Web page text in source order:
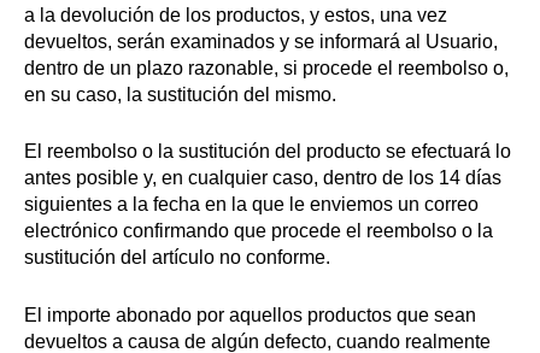
a la devolución de los productos, y estos, una vez
devueltos, serán examinados y se informará al Usuario,
dentro de un plazo razonable, si procede el reembolso o,
en su caso, la sustitución del mismo.
El reembolso o la sustitución del producto se efectuará lo
antes posible y, en cualquier caso, dentro de los 14 días
siguientes a la fecha en la que le enviemos un correo
electrónico confirmando que procede el reembolso o la
sustitución del artículo no conforme.
El importe abonado por aquellos productos que sean
devueltos a causa de algún defecto, cuando realmente